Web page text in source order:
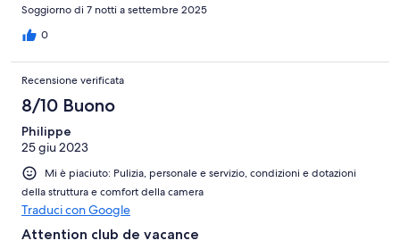
Soggiorno di 7 notti a settembre 2025
0
Recensione verificata
8/10 Buono
Philippe
25 giu 2023
Mi è piaciuto: Pulizia, personale e servizio, condizioni e dotazioni
della struttura e comfort della camera
Traduci con Google
Attention club de vacance